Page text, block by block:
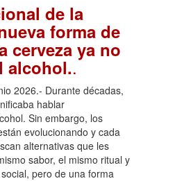
de la
forma de
cerveza ya no
alcohol..
2026.- Durante décadas,
hablar
Sin embargo, los
evolucionando y cada
alternativas que les
sabor, el mismo ritual y
pero de una forma